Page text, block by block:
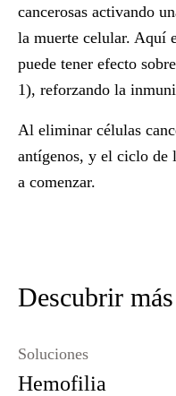
cancerosas activando
la muerte celular. Aquí
puede tener efecto
1), reforzando la
Al eliminar células
antígenos, y el ciclo de
a comenzar.
Descubrir más
Hemofilia
Soluciones